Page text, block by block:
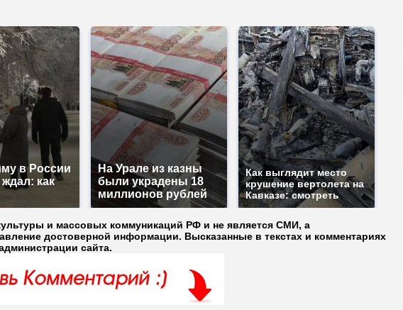
в России
как
На Урале из казны
были украдены 18
миллионов рублей
Как выглядит место
крушение вертолета на
Кавказе: смотреть
и массовых коммуникаций РФ и не является СМИ, а
достоверной информации. Высказанные в текстах и комментариях
сайта.